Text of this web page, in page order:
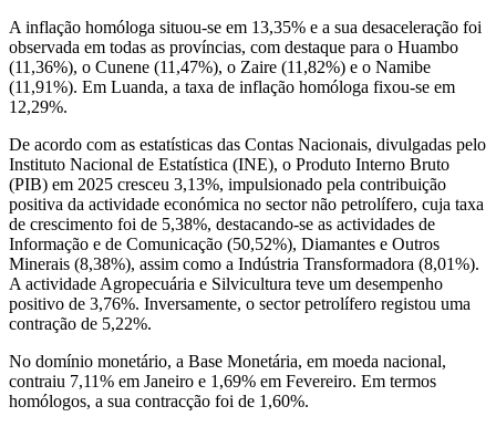
A inflação homóloga situou-se em 13,35% e a sua desaceleração foi
observada em todas as províncias, com destaque para o Huambo
(11,36%), o Cunene (11,47%), o Zaire (11,82%) e o Namibe
(11,91%). Em Luanda, a taxa de inflação homóloga fixou-se em
12,29%.
De acordo com as estatísticas das Contas Nacionais, divulgadas pelo
Instituto Nacional de Estatística (INE), o Produto Interno Bruto
(PIB) em 2025 cresceu 3,13%, impulsionado pela contribuição
positiva da actividade económica no sector não petrolífero, cuja taxa
de crescimento foi de 5,38%, destacando-se as actividades de
Informação e de Comunicação (50,52%), Diamantes e Outros
Minerais (8,38%), assim como a Indústria Transformadora (8,01%).
A actividade Agropecuária e Silvicultura teve um desempenho
positivo de 3,76%. Inversamente, o sector petrolífero registou uma
contração de 5,22%.
No domínio monetário, a Base Monetária, em moeda nacional,
contraiu 7,11% em Janeiro e 1,69% em Fevereiro. Em termos
homólogos, a sua contracção foi de 1,60%.